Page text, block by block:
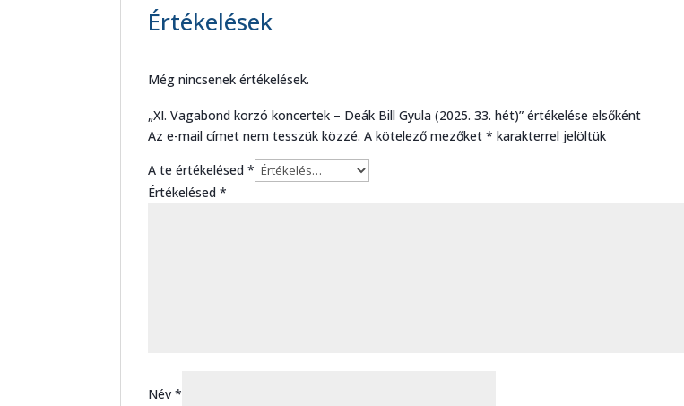
Értékelések
Még nincsenek értékelések.
„XI. Vagabond korzó koncertek – Deák Bill Gyula (2025. 33. hét)” értékelése elsőként
Az e-mail címet nem tesszük közzé. A kötelező mezőket* karakterrel jelöltük
A te értékelésed*
Értékelésed*
Név*